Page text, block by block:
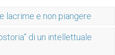
lacrime e non piangere
di un intellettuale